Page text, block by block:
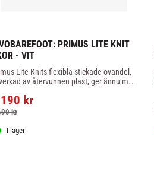
PRIMUS LITE KNIT
- VIT
Lite Knits flexibla stickade ovandel,
av återvunnen plast, ger ännu mer
Lite.
kr
kr
I lager